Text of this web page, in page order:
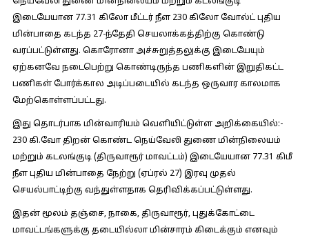
இடையேயான 77.31 கிலோ மீட்டர் நீள 230 கிலோ வோல்ட் புதிய
மின்பாதை கடந்த 27-ந்தேதி செயலாக்கத்திற்கு கொண்டு
வரப்பட்டுள்ளது. கொரோனா அச்சுறுத்தலுக்கு இடையேயும்
ஏற்கனவே நடைபெற்று கொண்டிருந்த பணிகளின் இறுதிகட்ட
பணிகள் போர்க்கால அடிப்படையில் கடந்த ஒருவார காலமாக
மேற்கொள்ளப்பட்டது.
இது தொடர்பாக மின்வாரியம் வெளியிட்டுள்ள அறிக்கையில்:-
230 கி.வோ திறன் கொண்ட நெய்வேலி துணை மின்நிலையம்
மற்றும் கடலங்குடி (திருவாரூர் மாவட்டம்) இடையேயான 77.31 கிமீ
நீள புதிய மின்பாதை நேற்று (ஏப்ரல் 27) இரவு முதல்
செயல்பாட்டிற்கு வந்துள்ளதாக தெரிவிக்கப்பட்டுள்ளது.
இதன் மூலம் தஞ்சை, நாகை, திருவாரூர், புதுக்கோட்டை
மாவட்டங்களுக்கு தடையில்லா மின்சாரம் கிடைக்கும் எனவும்